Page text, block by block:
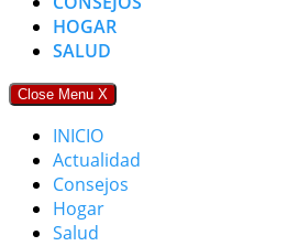
HOGAR
SALUD
Close Menu X
INICIO
Actualidad
Consejos
Hogar
Salud